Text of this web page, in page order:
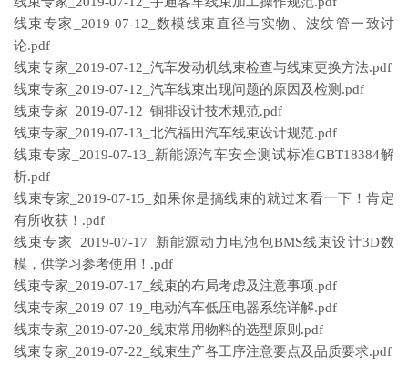
线束专家_2019-07-12_数模线束直径与实物、波纹管一致讨
论.pdf
线束专家_2019-07-12_汽车发动机线束检查与线束更换方法.pdf
线束专家_2019-07-12_汽车线束出现问题的原因及检测.pdf
线束专家_2019-07-12_铜排设计技术规范.pdf
线束专家_2019-07-13_北汽福田汽车线束设计规范.pdf
线束专家_2019-07-13_新能源汽车安全测试标准GBT18384解
析.pdf
线束专家_2019-07-15_如果你是搞线束的就过来看一下！肯定
有所收获！.pdf
线束专家_2019-07-17_新能源动力电池包BMS线束设计3D数
模，供学习参考使用！.pdf
线束专家_2019-07-17_线束的布局考虑及注意事项.pdf
线束专家_2019-07-19_电动汽车低压电器系统详解.pdf
线束专家_2019-07-20_线束常用物料的选型原则.pdf
线束专家_2019-07-22_线束生产各工序注意要点及品质要求.pdf